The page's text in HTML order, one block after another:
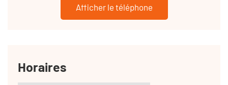
Afficher le téléphone
Horaires